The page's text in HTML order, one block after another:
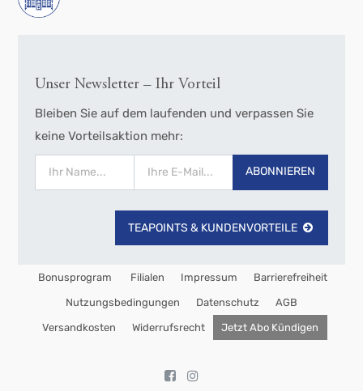
Unser Newsletter – Ihr Vorteil
Bleiben Sie auf dem laufenden und verpassen Sie
keine Vorteilsaktion mehr:
ABONNIEREN
TEAPOINTS & KUNDENVORTEILE
Bonusprogram Filialen Impressum Barrierefreiheit
Nutzungsbedingungen Datenschutz AGB
Versandkosten Widerrufsrecht Jetzt Abo Kündigen